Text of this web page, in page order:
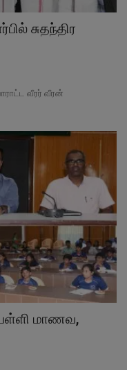
சுதந்திர
வீரர் வீரன்
பள்ளி மாணவ,